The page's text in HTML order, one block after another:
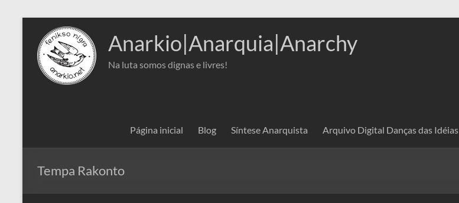
conteúdo
Anarkio|Anarquia|Anarchy
Na luta somos dignas e livres!
Página inicial Blog Síntese Anarquista Arquivo Digital Danças das Idéias
Tempa Rakonto